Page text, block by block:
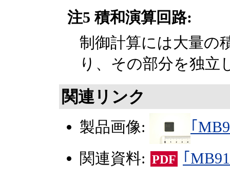
注5 積和演算回路:
制御計算には大量の
り、その部分を独立
関連リンク
製品画像:
｢
関連資料: PDF ｢